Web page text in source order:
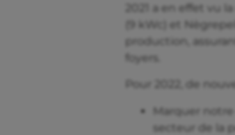
2021 a en effet vu
(9 kWc) et
production,
foyers.
Pour 2022, de
Marquer
secteur de la